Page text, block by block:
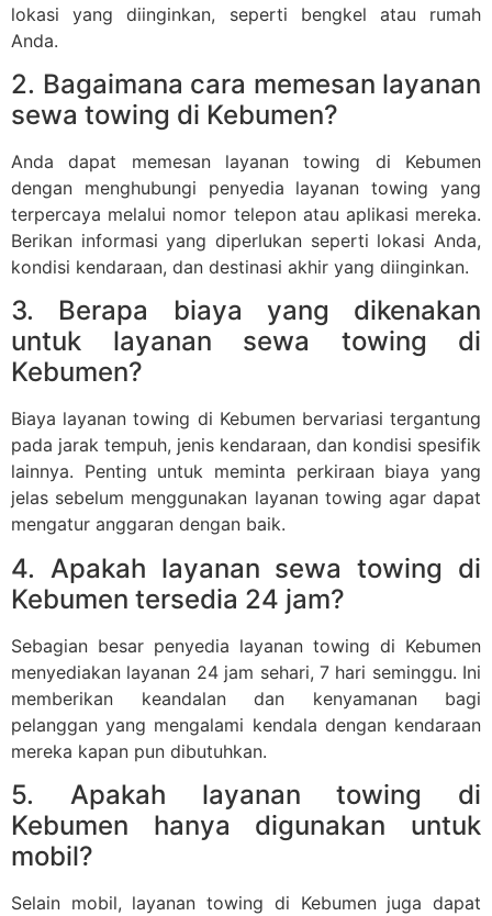
lokasi yang diinginkan, seperti bengkel atau rumah
Anda.
2. Bagaimana cara memesan layanan
sewa towing di Kebumen?
Anda dapat memesan layanan towing di Kebumen
dengan menghubungi penyedia layanan towing yang
terpercaya melalui nomor telepon atau aplikasi mereka.
Berikan informasi yang diperlukan seperti lokasi Anda,
kondisi kendaraan, dan destinasi akhir yang diinginkan.
3. Berapa biaya yang dikenakan
untuk layanan sewa towing di
Kebumen?
Biaya layanan towing di Kebumen bervariasi tergantung
pada jarak tempuh, jenis kendaraan, dan kondisi spesifik
lainnya. Penting untuk meminta perkiraan biaya yang
jelas sebelum menggunakan layanan towing agar dapat
mengatur anggaran dengan baik.
4. Apakah layanan sewa towing di
Kebumen tersedia 24 jam?
Sebagian besar penyedia layanan towing di Kebumen
menyediakan layanan 24 jam sehari, 7 hari seminggu. Ini
memberikan keandalan dan kenyamanan bagi
pelanggan yang mengalami kendala dengan kendaraan
mereka kapan pun dibutuhkan.
5. Apakah layanan towing di
Kebumen hanya digunakan untuk
mobil?
Selain mobil, layanan towing di Kebumen juga dapat